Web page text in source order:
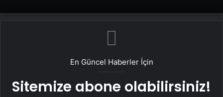
En Güncel Haberler İçin
Sitemize abone olabilirsiniz!